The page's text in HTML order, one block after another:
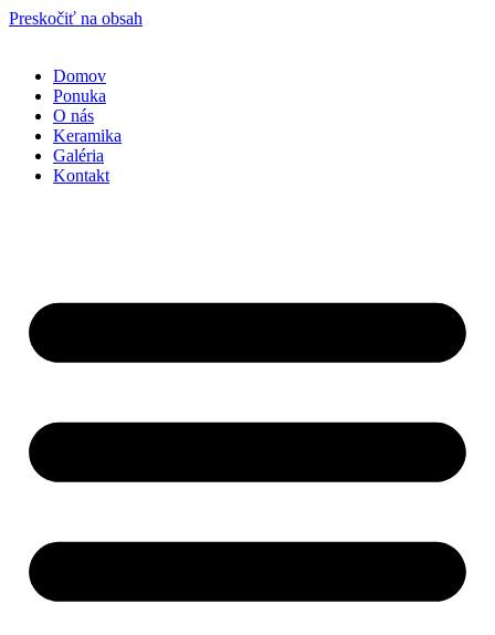
Preskočiť na obsah
Domov
Ponuka
O nás
Keramika
Galéria
Kontakt